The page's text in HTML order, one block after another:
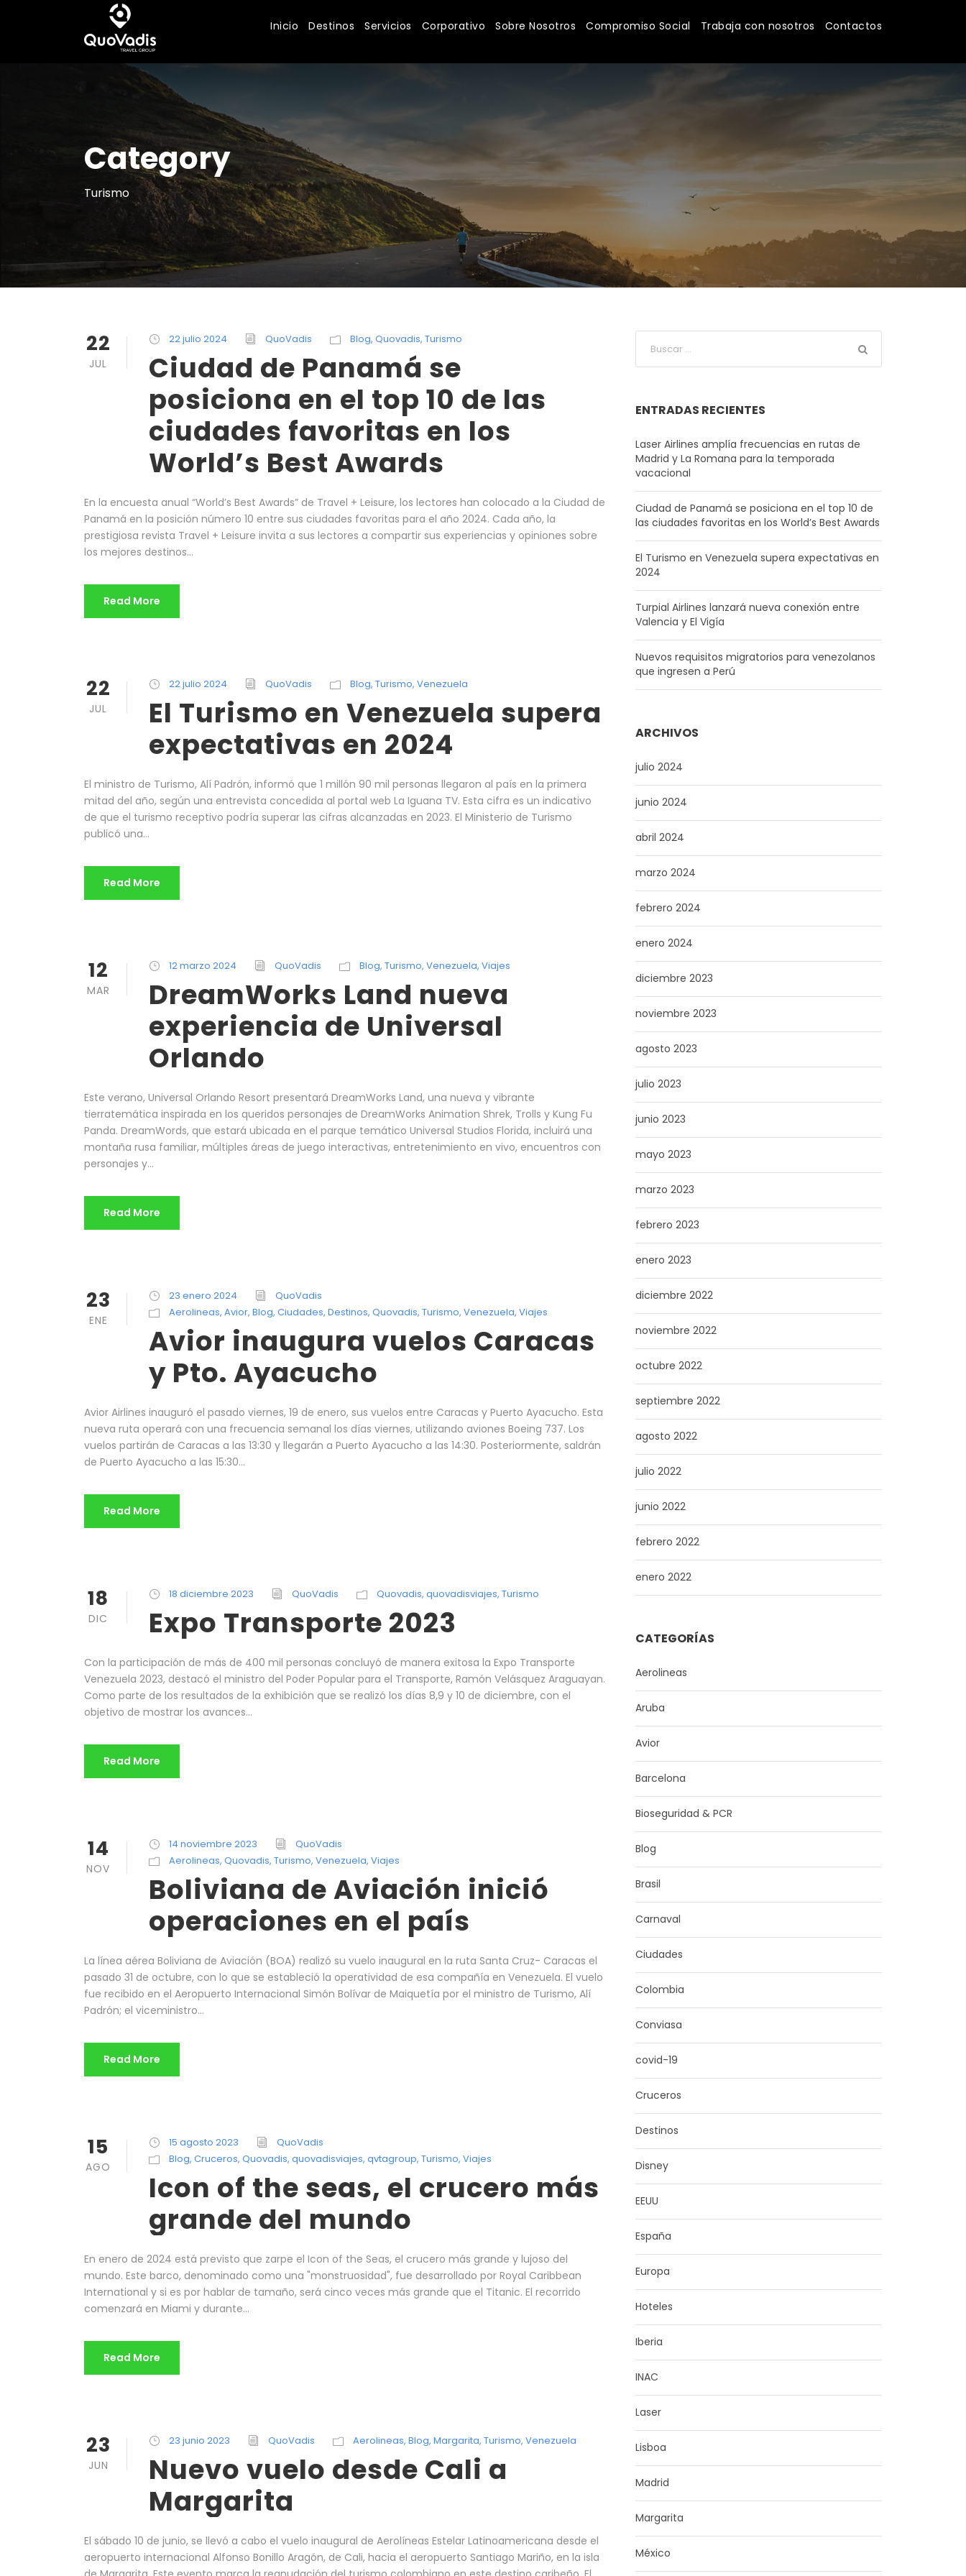
Inicio Destinos Servicios Corporativo Sobre Nosotros Compromiso Social Trabaja con nosotros Contactos
Category
Turismo
22
JUL
22 julio 2024 QuoVadis Blog, Quovadis, Turismo
Ciudad de Panamá se
posiciona en el top 10 de las
ciudades favoritas en los
World’s Best Awards
En la encuesta anual “World’s Best Awards” de Travel + Leisure, los lectores han colocado a la Ciudad de
Panamá en la posición número 10 entre sus ciudades favoritas para el año 2024. Cada año, la
prestigiosa revista Travel + Leisure invita a sus lectores a compartir sus experiencias y opiniones sobre
los mejores destinos...
Read More
22
JUL
22 julio 2024 QuoVadis Blog, Turismo, Venezuela
El Turismo en Venezuela supera
expectativas en 2024
El ministro de Turismo, Alí Padrón, informó que 1 millón 90 mil personas llegaron al país en la primera
mitad del año, según una entrevista concedida al portal web La Iguana TV. Esta cifra es un indicativo
de que el turismo receptivo podría superar las cifras alcanzadas en 2023. El Ministerio de Turismo
publicó una...
Read More
12
MAR
12 marzo 2024 QuoVadis Blog, Turismo, Venezuela, Viajes
DreamWorks Land nueva
experiencia de Universal
Orlando
Este verano, Universal Orlando Resort presentará DreamWorks Land, una nueva y vibrante
tierratemática inspirada en los queridos personajes de DreamWorks Animation Shrek, Trolls y Kung Fu
Panda. DreamWords, que estará ubicada en el parque temático Universal Studios Florida, incluirá una
montaña rusa familiar, múltiples áreas de juego interactivas, entretenimiento en vivo, encuentros con
personajes y...
Read More
23
ENE
23 enero 2024
QuoVadis
Aerolineas, Avior, Blog, Ciudades, Destinos, Quovadis, Turismo, Venezuela, Viajes
Avior inaugura vuelos Caracas
y Pto. Ayacucho
Avior Airlines inauguró el pasado viernes, 19 de enero, sus vuelos entre Caracas y Puerto Ayacucho. Esta
nueva ruta operará con una frecuencia semanal los días viernes, utilizando aviones Boeing 737. Los
vuelos partirán de Caracas a las 13:30 y llegarán a Puerto Ayacucho a las 14:30. Posteriormente, saldrán
de Puerto Ayacucho a las 15:30...
Read More
18
DIC
18 diciembre 2023 QuoVadis Quovadis, quovadisviajes, Turismo
Expo Transporte 2023
Con la participación de más de 400 mil personas concluyó de manera exitosa la Expo Transporte
Venezuela 2023, destacó el ministro del Poder Popular para el Transporte, Ramón Velásquez Araguayan.
Como parte de los resultados de la exhibición que se realizó los días 8,9 y 10 de diciembre, con el
objetivo de mostrar los avances...
Read More
14
NOV
14 noviembre 2023
QuoVadis
Aerolineas, Quovadis, Turismo, Venezuela, Viajes
Boliviana de Aviación inició
operaciones en el país
La línea aérea Boliviana de Aviación (BOA) realizó su vuelo inaugural en la ruta Santa Cruz- Caracas el
pasado 31 de octubre, con lo que se estableció la operatividad de esa compañía en Venezuela. El vuelo
fue recibido en el Aeropuerto Internacional Simón Bolívar de Maiquetía por el ministro de Turismo, Alí
Padrón; el viceministro...
Read More
15
AGO
15 agosto 2023
QuoVadis
Blog, Cruceros, Quovadis, quovadisviajes, qvtagroup, Turismo, Viajes
Icon of the seas, el crucero más
grande del mundo
En enero de 2024 está previsto que zarpe el Icon of the Seas, el crucero más grande y lujoso del
mundo. Este barco, denominado como una "monstruosidad", fue desarrollado por Royal Caribbean
International y si es por hablar de tamaño, será cinco veces más grande que el Titanic. El recorrido
comenzará en Miami y durante...
Read More
23
JUN
23 junio 2023 QuoVadis Aerolineas, Blog, Margarita, Turismo, Venezuela
Nuevo vuelo desde Cali a
Margarita
El sábado 10 de junio, se llevó a cabo el vuelo inaugural de Aerolíneas Estelar Latinoamericana desde el
aeropuerto internacional Alfonso Bonillo Aragón, de Cali, hacia el aeropuerto Santiago Mariño, en la isla
ENTRADAS RECIENTES
Laser Airlines amplía frecuencias en rutas de
Madrid y La Romana para la temporada
vacacional
Ciudad de Panamá se posiciona en el top 10 de
las ciudades favoritas en los World’s Best Awards
El Turismo en Venezuela supera expectativas en
2024
Turpial Airlines lanzará nueva conexión entre
Valencia y El Vigía
Nuevos requisitos migratorios para venezolanos
que ingresen a Perú
ARCHIVOS
julio 2024
junio 2024
abril 2024
marzo 2024
febrero 2024
enero 2024
diciembre 2023
noviembre 2023
agosto 2023
julio 2023
junio 2023
mayo 2023
marzo 2023
febrero 2023
enero 2023
diciembre 2022
noviembre 2022
octubre 2022
septiembre 2022
agosto 2022
julio 2022
junio 2022
febrero 2022
enero 2022
CATEGORÍAS
Aerolineas
Aruba
Avior
Barcelona
Bioseguridad & PCR
Blog
Brasil
Carnaval
Ciudades
Colombia
Conviasa
covid-19
Cruceros
Destinos
Disney
EEUU
España
Europa
Hoteles
Iberia
INAC
Laser
Lisboa
Madrid
Margarita
México